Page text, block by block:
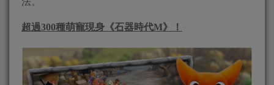
超過300種萌寵現身《石器時代M》！